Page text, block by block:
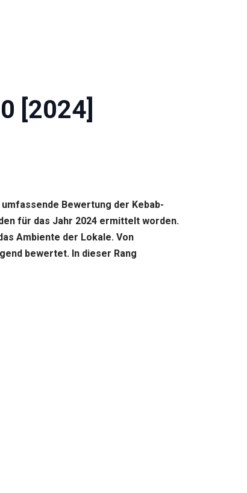
[2024]
Bewertung der Kebab-
für das Jahr 2024 ermittelt worden.
Ambiente der Lokale. Von
bewertet. In dieser Rang